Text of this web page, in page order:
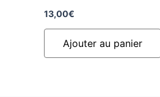
13,00€
Ajouter au panier